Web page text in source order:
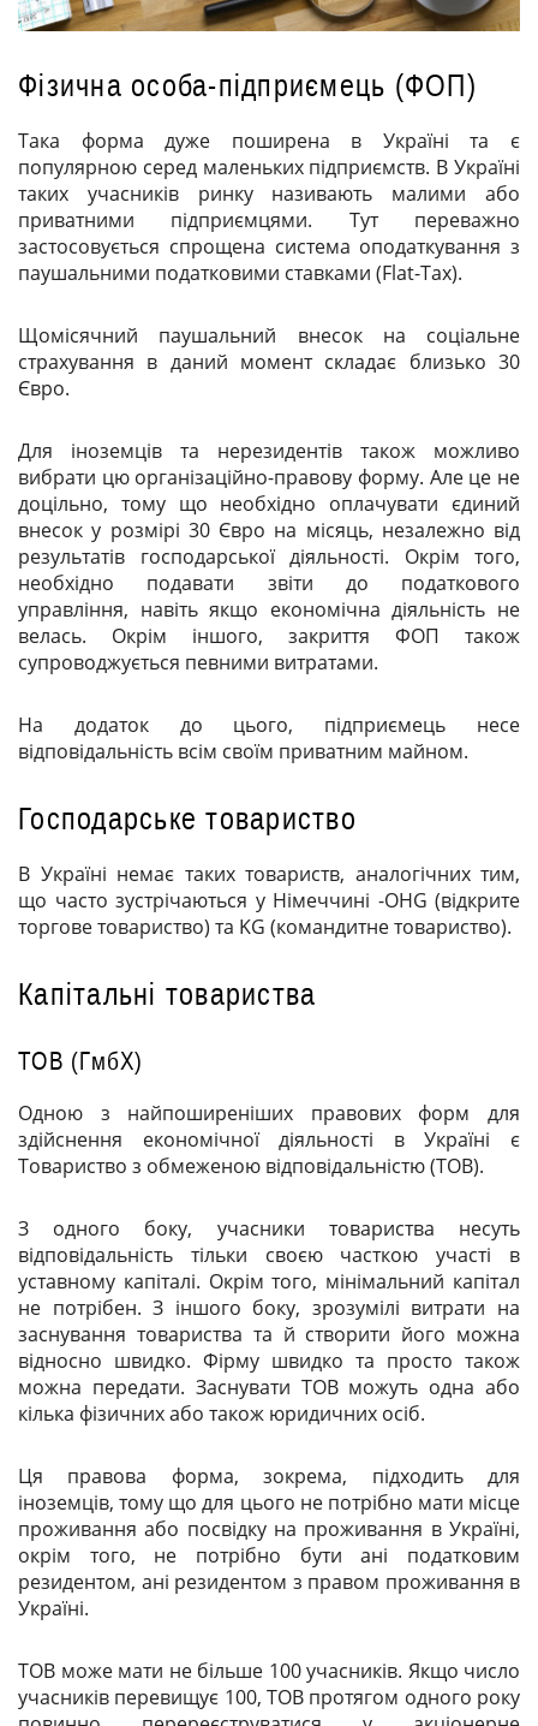
Фізична особа-підприємець (ФОП)
Така форма дуже поширена в Україні та є
популярною серед маленьких підприємств. В Україні
таких учасників ринку називають малими або
приватними підприємцями. Тут переважно
застосовується спрощена система оподаткування з
паушальними податковими ставками (Flat-Tax).
Щомісячний паушальний внесок на соціальне
страхування в даний момент складає близько 30
Євро.
Для іноземців та нерезидентів також можливо
вибрати цю організаційно-правову форму. Але це не
доцільно, тому що необхідно оплачувати єдиний
внесок у розмірі 30 Євро на місяць, незалежно від
результатів господарської діяльності. Окрім того,
необхідно подавати звіти до податкового
управління, навіть якщо економічна діяльність не
велась. Окрім іншого, закриття ФОП також
супроводжується певними витратами.
На додаток до цього, підприємець несе
відповідальність всім своїм приватним майном.
Господарське товариство
В Україні немає таких товариств, аналогічних тим,
що часто зустрічаються у Німеччині -OHG (відкрите
торгове товариство) та KG (командитне товариство).
Капітальні товариства
ТОВ (ГмбХ)
Одною з найпоширеніших правових форм для
здійснення економічної діяльності в Україні є
Товариство з обмеженою відповідальністю (ТОВ).
З одного боку, учасники товариства несуть
відповідальність тільки своєю часткою участі в
уставному капіталі. Окрім того, мінімальний капітал
не потрібен. З іншого боку, зрозумілі витрати на
заснування товариства та й створити його можна
відносно швидко. Фірму швидко та просто також
можна передати. Заснувати ТОВможуть одна або
кілька фізичних або також юридичних осіб.
Ця правова форма, зокрема, підходить для
іноземців, тому що для цього не потрібно мати місце
проживання або посвідку на проживання в Україні,
окрім того, не потрібно бути ані податковим
резидентом, ані резидентом з правом проживання в
Україні.
ТОВ може мати не більше 100 учасників. Якщо число
учасників перевищує 100, ТОВ протягом одного року